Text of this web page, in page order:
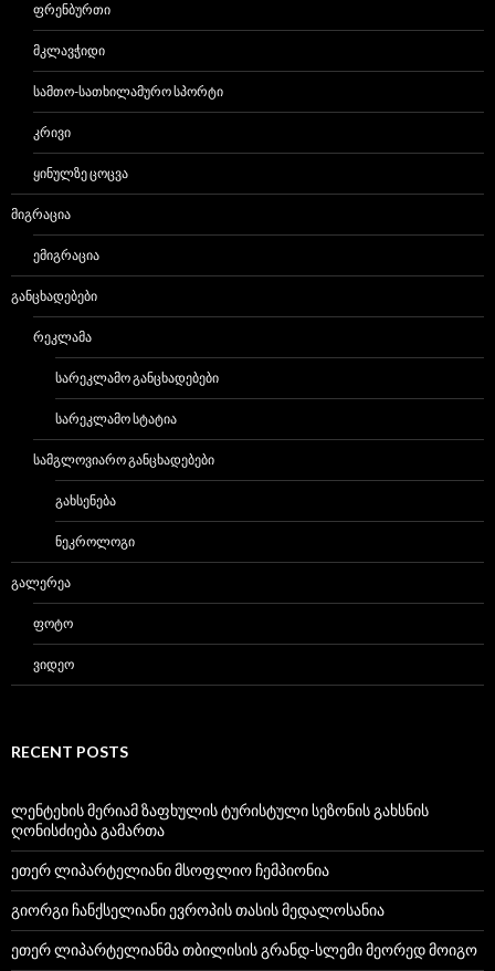
ᲤᲠᲔᲜᲑᲣᲠᲗᲘ
ᲛᲙᲚᲐᲕᲭᲘᲓᲘ
ᲡᲐᲛᲗᲝ-ᲡᲐᲗᲮᲘᲚᲐᲛᲣᲠᲝ ᲡᲞᲝᲠᲢᲘ
ᲙᲠᲘᲕᲘ
ᲧᲘᲜᲣᲚᲖᲔ ᲪᲝᲪᲕᲐ
ᲛᲘᲒᲠᲐᲪᲘᲐ
ᲔᲛᲘᲒᲠᲐᲪᲘᲐ
ᲒᲐᲜᲪᲮᲐᲓᲔᲑᲔᲑᲘ
ᲠᲔᲙᲚᲐᲛᲐ
ᲡᲐᲠᲔᲙᲚᲐᲛᲝ ᲒᲐᲜᲪᲮᲐᲓᲔᲑᲔᲑᲘ
ᲡᲐᲠᲔᲙᲚᲐᲛᲝ ᲡᲢᲐᲢᲘᲐ
ᲡᲐᲛᲒᲚᲝᲕᲘᲐᲠᲝ ᲒᲐᲜᲪᲮᲐᲓᲔᲑᲔᲑᲘ
ᲒᲐᲮᲡᲔᲜᲔᲑᲐ
ᲜᲔᲙᲠᲝᲚᲝᲒᲘ
ᲒᲐᲚᲔᲠᲔᲐ
ᲤᲝᲢᲝ
ᲕᲘᲓᲔᲝ
RECENT POSTS
ლენტეხის მერიამ ზაფხულის ტურისტული სეზონის გახსნის
ღონისძიება გამართა
ეთერ ლიპარტელიანი მსოფლიო ჩემპიონია
გიორგი ჩანქსელიანი ევროპის თასის მედალოსანია
ეთერ ლიპარტელიანმა თბილისის გრანდ-სლემი მეორედ მოიგო